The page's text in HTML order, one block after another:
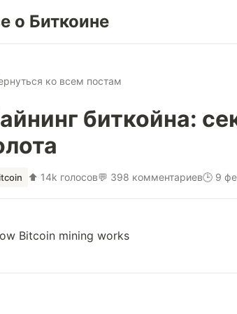
о Биткоине
ко всем постам
биткойна:
⬆ 14k голосов💬 398 комментариев🕒 9